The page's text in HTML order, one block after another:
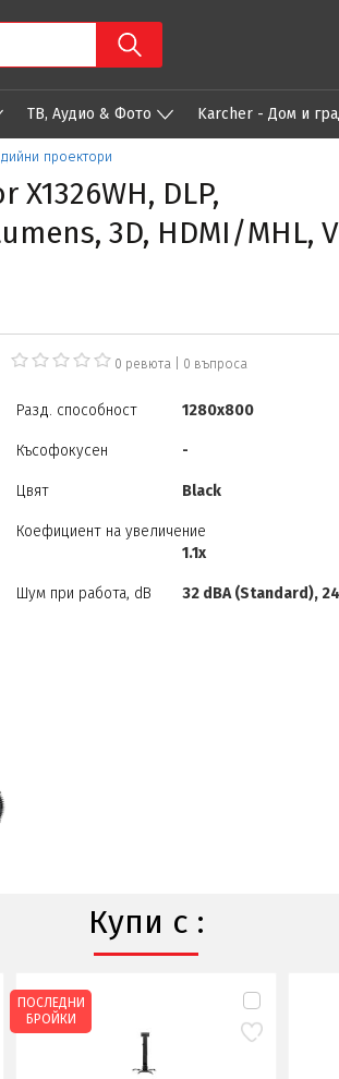
ТВ, Аудио & Фото Karcher - Дом и
проектори
DLP,
3D, HDMI/MHL,
0 ревюта 0 въпроса
Разд. способност 1280x800
Късофокусен -
Цвят Black
Коефициент на увеличение
1.1x
Шум при работа, dB 32 dBA (Standard),
Купи с :
ПОСЛЕДНИ
БРОЙКИ